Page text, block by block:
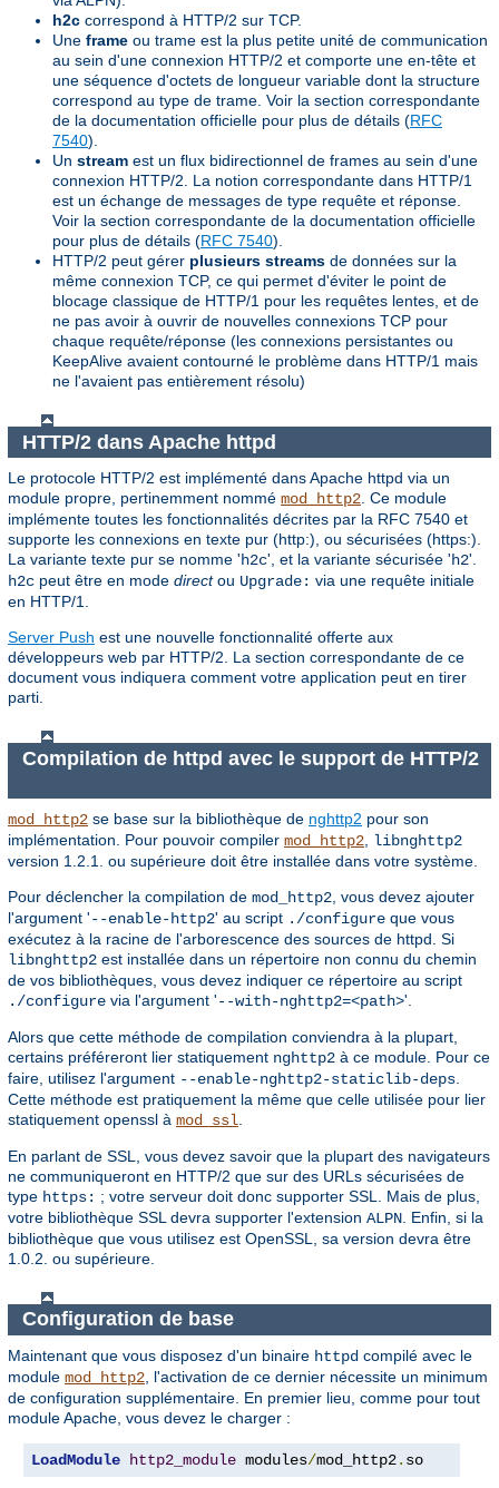
h2c correspond à HTTP/2 sur TCP.
Une frame ou trame est la plus petite unité de communication
au sein d'une connexion HTTP/2 et comporte une en-tête et
une séquence d'octets de longueur variable dont la structure
correspond au type de trame. Voir la section correspondante
de la documentation officielle pour plus de détails (RFC
7540).
Un stream est un flux bidirectionnel de frames au sein d'une
connexion HTTP/2. La notion correspondante dans HTTP/1
est un échange de messages de type requête et réponse.
Voir la section correspondante de la documentation officielle
pour plus de détails (RFC 7540).
HTTP/2 peut gérer plusieurs streams de données sur la
même connexion TCP, ce qui permet d'éviter le point de
blocage classique de HTTP/1 pour les requêtes lentes, et de
ne pas avoir à ouvrir de nouvelles connexions TCP pour
chaque requête/réponse (les connexions persistantes ou
KeepAlive avaient contourné le problème dans HTTP/1 mais
ne l'avaient pas entièrement résolu)
HTTP/2 dans Apache httpd
Le protocole HTTP/2 est implémenté dans Apache httpd via un
module propre, pertinemment nommé mod_http2. Ce module
implémente toutes les fonctionnalités décrites par la RFC 7540 et
supporte les connexions en texte pur (http:), ou sécurisées (https:).
La variante texte pur se nomme 'h2c', et la variante sécurisée 'h2'.
h2c peut être en mode directou Upgrade: via une requête initiale
en HTTP/1.
Server Push est une nouvelle fonctionnalité offerte aux
développeurs web par HTTP/2. La section correspondante de ce
document vous indiquera comment votre application peut en tirer
parti.
Compilation de httpd avec le support de HTTP/2
mod_http2 se base sur la bibliothèque de nghttp2 pour son
implémentation. Pour pouvoir compiler mod_http2 libnghttp2
version 1.2.1. ou supérieure doit être installée dans votre système.
Pour déclencher la compilation de mod_http2 , vous devez ajouter
l'argument '--enable-http2' au script ./configure que vous
exécutez à la racine de l'arborescence des sources de httpd. Si
libnghttp2 est installée dans un répertoire non connu du chemin
de vos bibliothèques, vous devez indiquer ce répertoire au script
./configure via l'argument '--with-nghttp2=<path>'.
Alors que cette méthode de compilation conviendra à la plupart,
certains préféreront lier statiquement nghttp2 à ce module. Pour ce
faire, utilisez l'argument --enable-nghttp2-staticlib-deps
Cette méthode est pratiquement la même que celle utilisée pour lier
statiquement openssl à mod_ssl
En parlant de SSL, vous devez savoir que la plupart des navigateurs
ne communiqueront en HTTP/2 que sur des URLs sécurisées de
type https: ; votre serveur doit donc supporter SSL. Mais de plus,
votre bibliothèque SSL devra supporter l'extension ALPN . Enfin, si la
bibliothèque que vous utilisez est OpenSSL, sa version devra être
1.0.2. ou supérieure.
Configuration de base
Maintenant que vous disposez d'un binaire httpd compilé avec le
module mod_http2 , l'activation de ce dernier nécessite un minimum
de configuration supplémentaire. En premier lieu, comme pour tout
module Apache, vous devez le charger :
LoadModule http2_module modules/mod_http2. so